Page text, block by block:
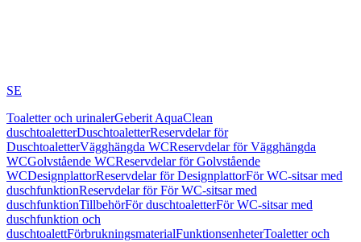
SE
Toaletter och urinalerGeberit AquaClean
duschtoaletterDuschtoaletterReservdelar för
DuschtoaletterVägghängda WCReservdelar för Vägghängda
WCGolvstående WCReservdelar för Golvstående
WCDesignplattorReservdelar för DesignplattorFör WC-sitsar med
duschfunktionReservdelar för För WC-sitsar med
duschfunktionTillbehörFör duschtoaletterFör WC-sitsar med
duschfunktion och
duschtoalettFörbrukningsmaterialFunktionsenheterToaletter och